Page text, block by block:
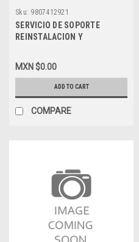
Sku: 9807412921
SERVICIO DE SOPORTE
REINSTALACION Y
SERVIDOR REMOTO
MXN $0.00
ADD TO CART
COMPARE